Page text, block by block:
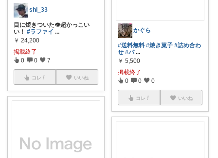
shi_33
目に焼きついた👁超かっこい
い！ #ラファイ ...
￥ 24,200
掲載終了
0 0 7
コレ いいね
かぐら
#送料無料 #焼き菓子 #詰め合わ
せ #パ ...
￥ 5,500
掲載終了
0 0 0
コレ いいね